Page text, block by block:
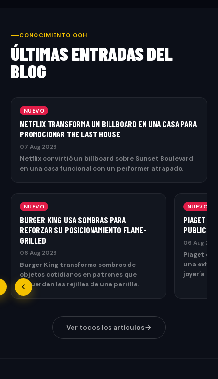
CONOCIMIENTO OOH
ÚLTIMAS ENTRADAS DEL
BLOG
NUEVO
NETFLIX TRANSFORMA UN BILLBOARD EN UNA CASA PARA
PROMOCIONAR THE LAST HOUSE
07 Aug 2026
Netflix convirtió un billboard sobre Sunset Boulevard
en una casa funcional con un performer atrapado.
NUEVO
BURGER KING USA SOMBRAS PARA
REFORZAR SU POSICIONAMIENTO FLAME-
GRILLED
06 Aug 2026
Burger King transforma sombras de
objetos cotidianos en patrones que
recuerdan las rejillas de una parrilla.
NUEVO
PIAGET
06 Aug
Piaget
una
joyería
Ver todos los artículos